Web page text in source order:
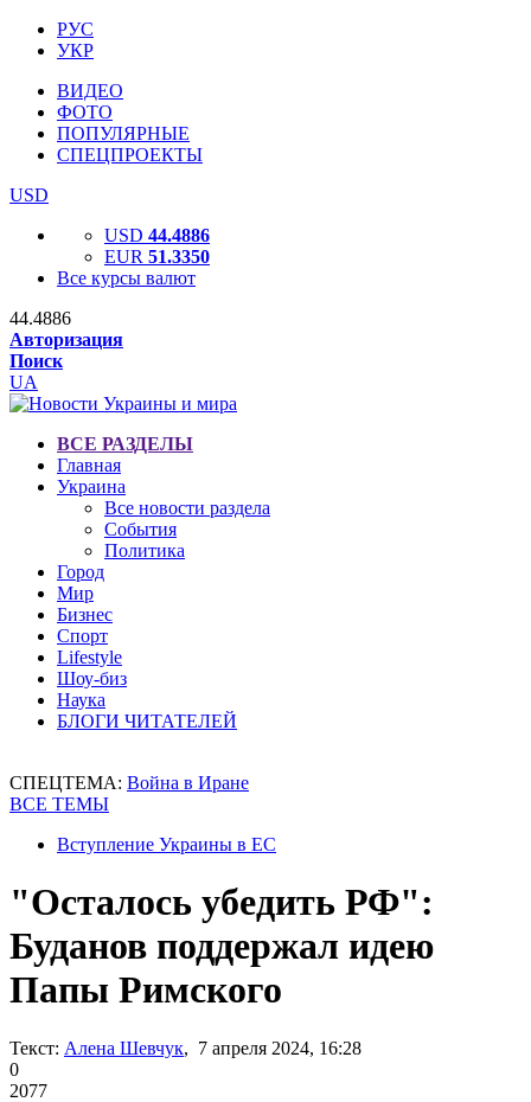
РУС
УКР
ВИДЕО
ФОТО
ПОПУЛЯРНЫЕ
СПЕЦПРОЕКТЫ
USD
USD 44.4886
EUR 51.3350
Все курсы валют
44.4886
Авторизация
Поиск
UA
ВСЕ РАЗДЕЛЫ
Главная
Украина
Все новости раздела
События
Политика
Город
Мир
Бизнес
Спорт
Lifestyle
Шоу-биз
Наука
БЛОГИ ЧИТАТЕЛЕЙ
СПЕЦТЕМА: Война в Иране
ВСЕ ТЕМЫ
Вступление Украины в ЕС
"Осталось убедить РФ":
Буданов поддержал идею
Папы Римского
Текст: Алена Шевчук, 7 апреля 2024, 16:28
0
2077